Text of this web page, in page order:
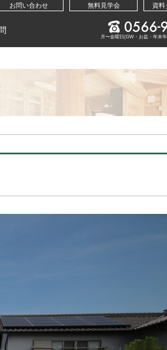
お問い合わせ 無料見学会 資料
月〜金曜日(GW・お盆・年末